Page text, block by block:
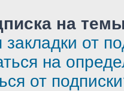
на
от
на
от